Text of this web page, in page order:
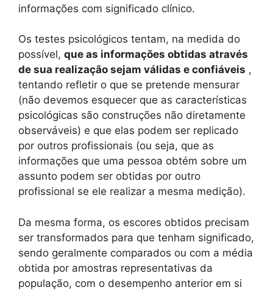
informações com significado clínico.
Os testes psicológicos tentam, na medida do
possível, que as informações obtidas através
de sua realização sejam válidas e confiáveis ,
tentando refletir o que se pretende mensurar
(não devemos esquecer que as características
psicológicas são construções não diretamente
observáveis) e que elas podem ser replicado
por outros profissionais (ou seja, que as
informações que uma pessoa obtém sobre um
assunto podem ser obtidas por outro
profissional se ele realizar a mesma medição).
Da mesma forma, os escores obtidos precisam
ser transformados para que tenham significado,
sendo geralmente comparados ou com a média
obtida por amostras representativas da
população, com o desempenho anterior em si